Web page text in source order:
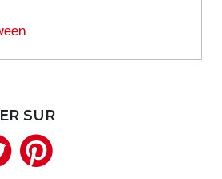
SUR
Twitter